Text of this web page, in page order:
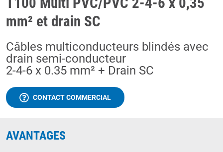
mm² et drain SC
Câbles multiconducteurs blindés avec
drain semi-conducteur
2-4-6 x 0.35 mm² + Drain SC
CONTACT COMMERCIAL
AVANTAGES